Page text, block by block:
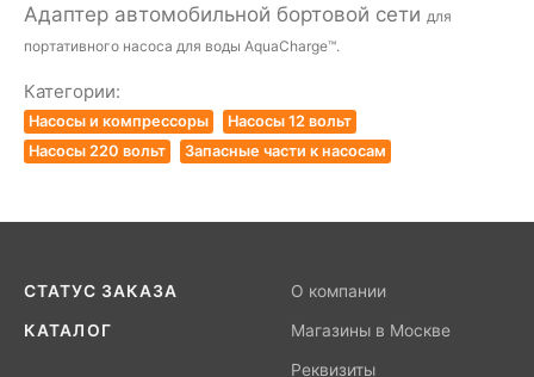
Адаптер автомобильной бортовой сети для
портативного насоса для воды AquaCharge™.
Категории:
Насосы и компрессоры
Насосы 12 вольт
Насосы 220 вольт
Запасные части к насосам
СТАТУС ЗАКАЗА
КАТАЛОГ
О компании
Магазины в Москве
Реквизиты